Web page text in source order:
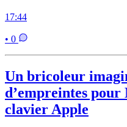
17:44
• 0
Un bricoleur
d’empreintes
clavier Apple